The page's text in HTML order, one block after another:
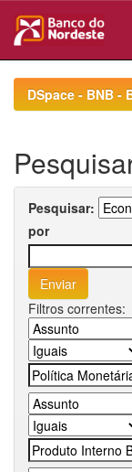
navigationDSpace - BNB -
Pesquisar:
por
Filtros correntes: